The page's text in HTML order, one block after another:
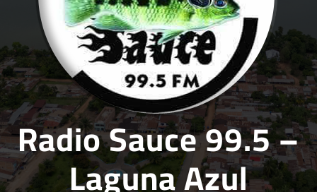
Radio Sauce 99.5 –
Laguna Azul